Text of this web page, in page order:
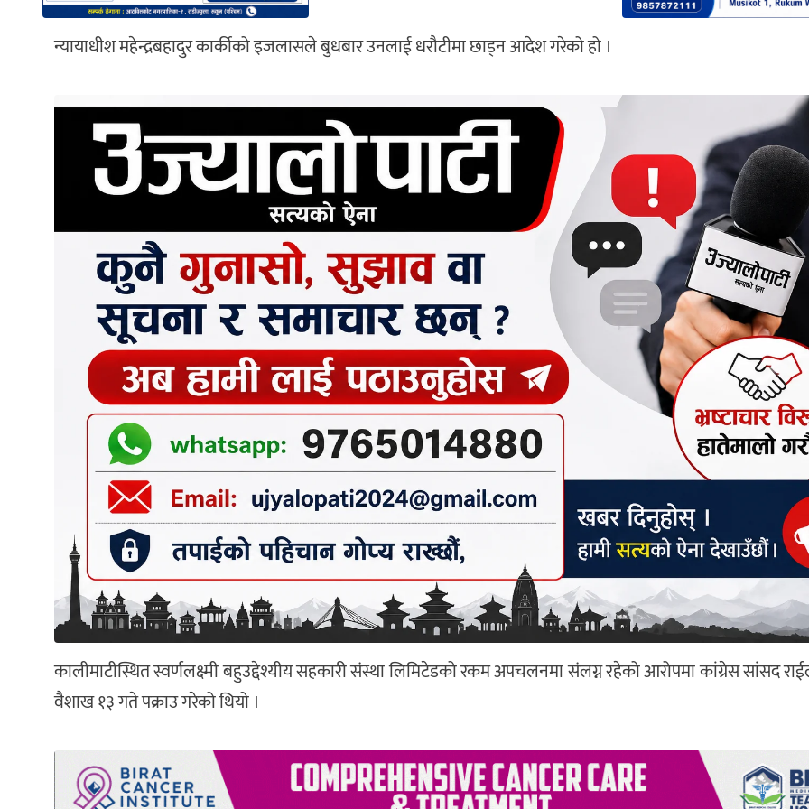
न्यायाधीश महेन्द्रबहादुर कार्कीको इजलासले बुधबार उनलाई धरौटीमा छाड्न आदेश गरेको हो ।
कालीमाटीस्थित स्वर्णलक्ष्मी बहुउद्देश्यीय सहकारी संस्था लिमिटेडको रकम अपचलनमा संलग्न रहेको आरोपमा कांग्रेस सांसद
वैशाख १३ गते पक्राउ गरेको थियो ।